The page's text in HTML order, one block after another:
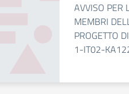
AVVISO PER
MEMBRI
PROGETTO
1-IT02-